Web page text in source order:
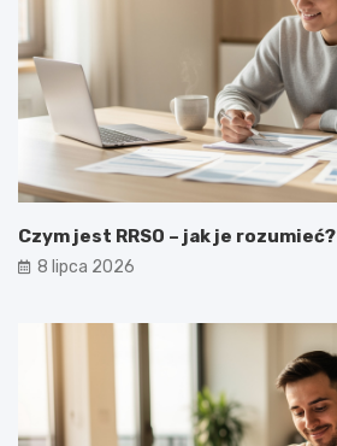
Czym jest RRSO – jak je rozumieć?
8 lipca 2026